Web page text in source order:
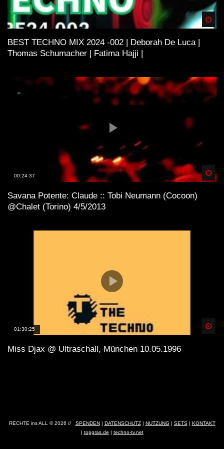
BEST TECHNO MIX 2024 -002 | Deborah De Luca |
Thomas Schumacher | Fatima Hajji |
00:24:37
Savana Potente: Claude :: Tobi Neumann (Cocoon)
@Chalet (Torino) 4/5/2013
01:30:25
Miss Djax @ Ultraschall, München 10.05.1996
RECHTE ins ALL © 2026 // SPENDEN| DATENSCHUTZ| NUTZUNG | SETS| KONTAKT
| topgras.de | techno-tv.net